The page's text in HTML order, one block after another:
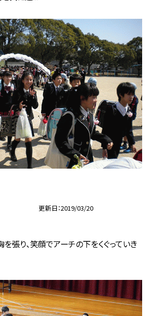
更新日 2019/03/20
張り、笑顔でアーチの下をくぐっていき